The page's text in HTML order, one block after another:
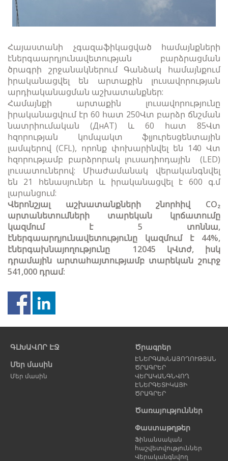
Հայաստանի չգազաֆիկացված համայնքների
էներգաարդյունավետության բարձրացման
ծրագրի շրջանակներում Գանձակ համայնքում
իրականացվել են արտաքին լուսավորության
արդիականացման աշխատանքներ:
Համայնքի արտաքին լուսավորությունը
իրականացվում էր 60 հատ 250Վտ բարձր ճնշման
նատրիումական (ДнАТ) և 60 հատ 85Վտ
հզորության կոմպակտ ֆլյուրեսցենտային
լամպերով (CFL), որոնք փոխարինվել են 140 Վտ
հզորությամբ բարձրորակ լուսադիոդային (LED)
լուսատուներով: Միաժամանակ վերականգնվել
են 21 հենասյուներ և իրականացվել է 600 գ.մ
լարանցում:
Վերոնշյալ աշխատանքների շնորհիվ CO₂
արտանետումների տարեկան կրճատումը
կազմում է 5 տոննա,
էներգաարդյունավետությունը կազմում է 44%,
էներգախնայողությունը 12045 կՎտժ, իսկ
դրամային արտահայտությամբ տարեկան շուրջ
541,000 դրամ:
էջ
ԳԼԽԱՎՈՐ ԷՋ
Մեր մասին
Մեր մասին
Ծրագրեր
ԷՆԵՐԳԱԽՆԱՅՈՂՈՒԹՅԱՆ
ԾՐԱԳՐԵՐ
ՎԵՐԱԿԱՆԳՆՎՈՂ
ԷՆԵՐԳԵՏԻԿԱՅԻ
ԾՐԱԳՐԵՐ
Ծառայություններ
Փաստաթղթեր
Ֆինանսական
հաշվետվություններ
Վերականգնվող